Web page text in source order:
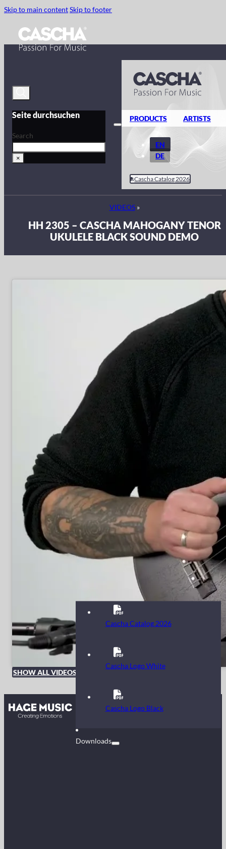
Skip to main contentSkip to footer
Seite durchsuchen
Search
×
PRODUCTS ARTISTS
EN
DE
Cascha Catalog 2026
VIDEOS»
HH 2305 – CASCHA MAHOGANY TENOR
UKULELE BLACK SOUND DEMO
SHOW ALL VIDEOS
Contact
Downloads
Cascha Catalog 2026
Cascha Logo White
Cascha Logo Black